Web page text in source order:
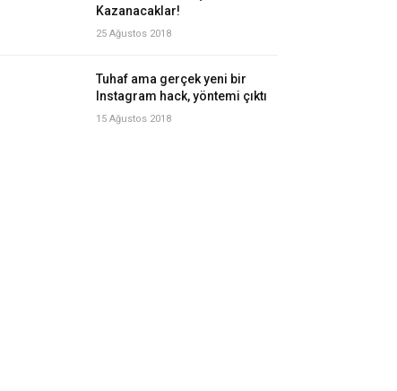
Kazanacaklar!
25 Ağustos 2018
Tuhaf ama gerçek yeni bir
Instagram hack, yöntemi çıktı
15 Ağustos 2018